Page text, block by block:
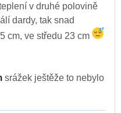
v druhé polovině
dardy, tak snad
cm, ve středu 23 cm
srážek ještěže to nebylo